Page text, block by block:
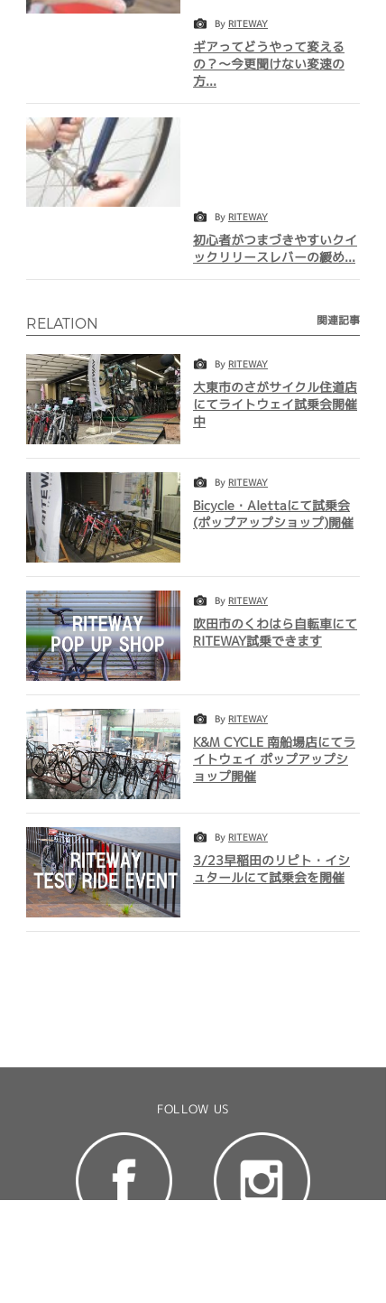
By RITEWAY
ギアってどうやって変える
の？～今更聞けない変速の
方...
By RITEWAY
初心者がつまづきやすいクイ
ックリリースレバーの緩め...
RELATION 関連記事
By RITEWAY
大東市のさがサイクル住道店
にてライトウェイ試乗会開催
中
By RITEWAY
Bicycle・Alettaにて試乗会
(ポップアップショップ)開催
By RITEWAY
吹田市のくわはら自転車にて
RITEWAY試乗できます
By RITEWAY
K&M CYCLE 南船場店にてラ
イトウェイ ポップアップシ
ョップ開催
By RITEWAY
3/23早稲田のリピト・イシ
ュタールにて試乗会を開催
FOLLOW US